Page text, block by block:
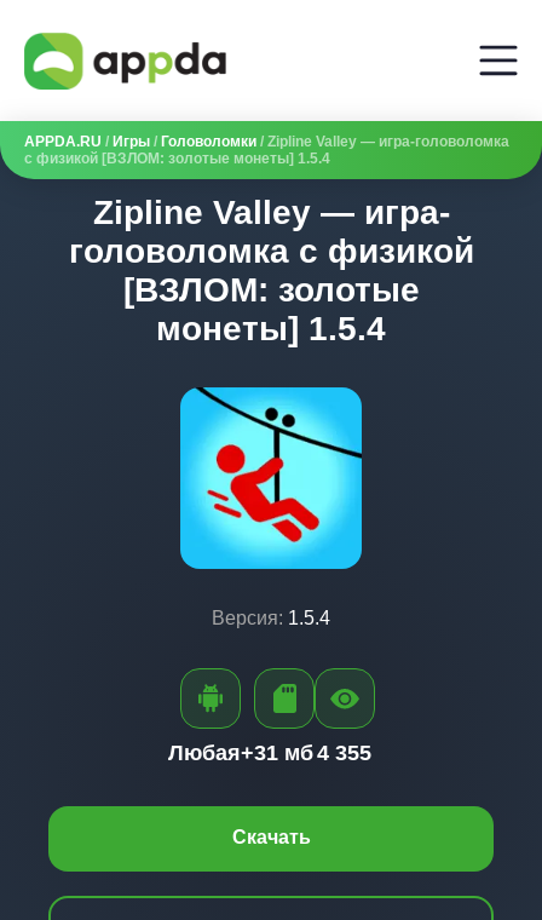
APPDA.RU / Игры / Головоломки / Zipline Valley — игра-головоломка
с физикой [ВЗЛОМ: золотые монеты] 1.5.4
Zipline Valley — игра-
головоломка с физикой
[ВЗЛОМ: золотые
монеты] 1.5.4
Версия: 1.5.4
Скачать
Любая+31 мб4 355